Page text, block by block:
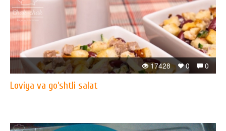
0
0
17428
Loviya va go‘shtli salat